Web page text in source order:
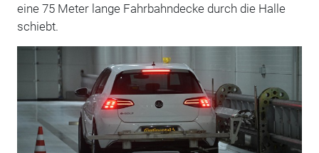
eine 75 Meter lange Fahrbahndecke durch die Halle
schiebt.